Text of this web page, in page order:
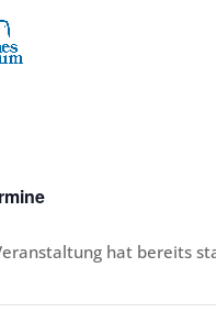
hat bereits